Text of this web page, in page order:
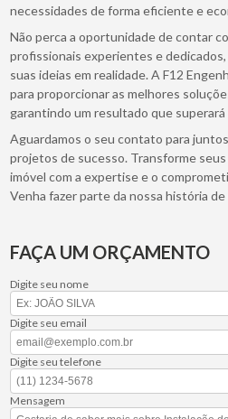
necessidades de forma eficiente e
Não perca a oportunidade de contar
profissionais experientes e
suas ideias em realidade. A F12
para proporcionar as melhores
garantindo um resultado que
Aguardamos o seu contato para
projetos de sucesso. Transforme
imóvel com a expertise e o
Venha fazer parte da nossa história
FAÇA UM ORÇAMENTO
Digite seu nome
Digite seu email
Digite seu telefone
Mensagem